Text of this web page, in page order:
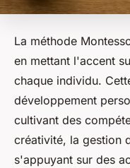
La méthode
en mettant l'accent
chaque individu.
développement
cultivant des
créativité, la gestion
s'appuyant sur des